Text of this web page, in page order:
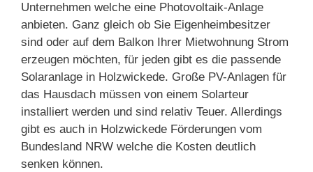
Unternehmen welche eine Photovoltaik-Anlage
anbieten. Ganz gleich ob Sie Eigenheimbesitzer
sind oder auf dem Balkon Ihrer Mietwohnung Strom
erzeugen möchten, für jeden gibt es die passende
Solaranlage in Holzwickede. Große PV-Anlagen für
das Hausdach müssen von einem Solarteur
installiert werden und sind relativ Teuer. Allerdings
gibt es auch in Holzwickede Förderungen vom
Bundesland NRW welche die Kosten deutlich
senken können.